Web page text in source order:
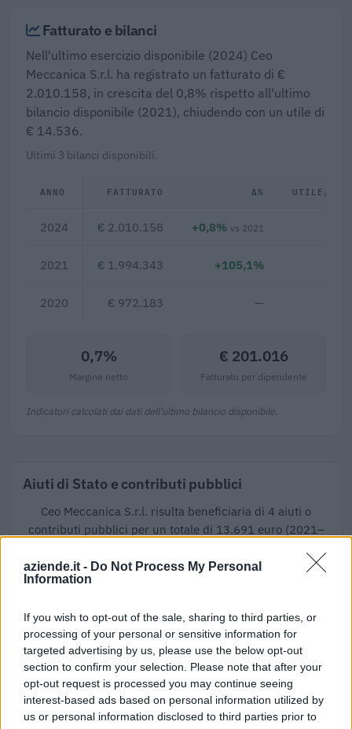
aziende.it - Do Not Process My Personal
Information
If you wish to opt-out of the sale, sharing to third parties, or
processing of your personal or sensitive information for
targeted advertising by us, please use the below opt-out
section to confirm your selection. Please note that after your
opt-out request is processed you may continue seeing
interest-based ads based on personal information utilized by
us or personal information disclosed to third parties prior to
Fatturato e bilanci
Nell'ultimo esercizio disponibile (2024) Ceo
Meccanica S.r.l. ha registrato un fatturato di €
2.010.158, in crescita del 0,8% rispetto all'ultimo
bilancio disponibile (2021), chiudendo con un utile di
€ 14.536.
Ultimi 3 bilanci disponibili.
ANNO FATTURATO Δ% UTILE/
2024 € 2.010.158 +0,8% vs 2021
2021 € 1.994.343 +105,1%
2020 € 972.183 —
0,7%
Margine netto
€ 201.016
Fatturato per dipendente
Indicatori calcolati dai dati dell'ultimo bilancio disponibile.
Aiuti di Stato e contributi pubblici
Ceo Meccanica S.r.l. risulta beneficiaria di 4 aiuti o
contributi pubblici per un totale di 13.691 euro (2021–
2024-03-08
perduto a sostegno alle imprese e all'economia (come
modificato da C(20
agenzia delle entrate
16 euro
2023-05-30
Contributo a fondo perduto [e modifiche ai sensi